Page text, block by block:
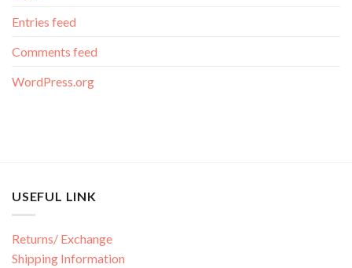
Entries feed
Comments feed
WordPress.org
USEFUL LINK
Returns/ Exchange
Shipping Information